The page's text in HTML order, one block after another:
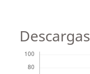
Descargas